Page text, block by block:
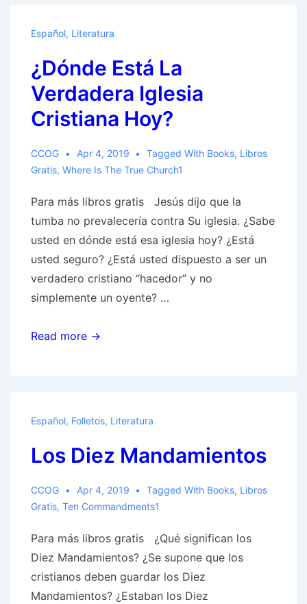
Español, Literatura
¿Dónde Está La
Verdadera Iglesia
Cristiana Hoy?​
CCOG Apr 4, 2019 Tagged With Books, Libros
Gratis, Where Is The True Church1
Para más libros gratis Jesús dijo que la
tumba no prevalecería contra Su iglesia. ¿Sabe
usted en dónde está esa iglesia hoy? ¿Está
usted seguro? ¿Está usted dispuesto a ser un
verdadero cristiano “hacedor” y no
simplemente un oyente? …
¿Dónde
Hoy?​
Read more →
Español, Folletos, Literatura
Los Diez Mandamientos
CCOG Apr 4, 2019 Tagged With Books, Libros
Gratis, Ten Commandments1
Para más libros gratis ¿Qué significan los
Diez Mandamientos? ¿Se supone que los
cristianos deben guardar los Diez
Mandamientos? ¿Estaban los Diez